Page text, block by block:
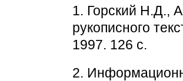
1. Горский Н.Д.,
рукописного
1997. 126 с.
2.